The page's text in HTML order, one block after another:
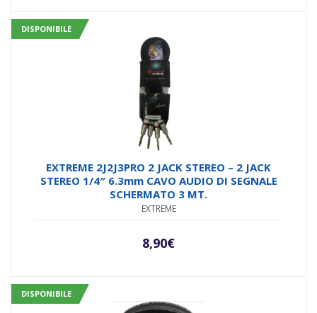
DISPONIBILE
EXTREME 2J2J3PRO 2 JACK STEREO – 2 JACK
STEREO 1/4″ 6.3mm CAVO AUDIO DI SEGNALE
SCHERMATO 3 MT.
EXTREME
8,90€
DISPONIBILE